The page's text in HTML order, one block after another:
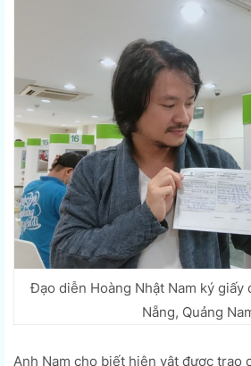
Đạo diễn Hoàng Nhật Nam ký
Nẵng, Quảng
Anh Nam cho biết hiện vật được trao